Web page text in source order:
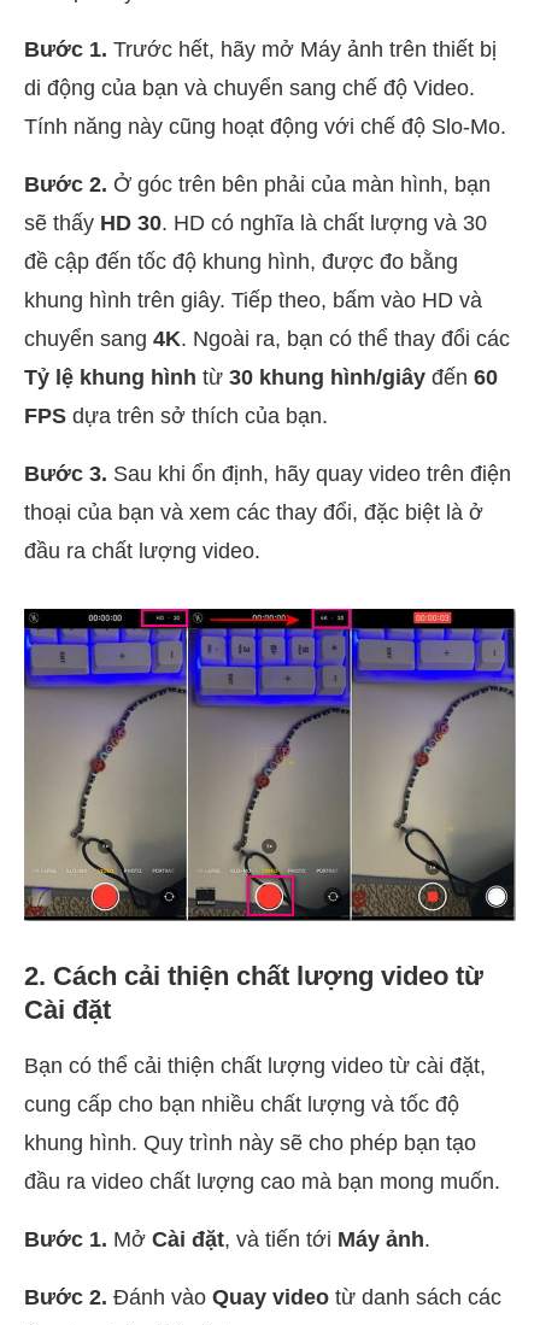
Bước 1. Trước hết, hãy mở Máy ảnh trên thiết bị
di động của bạn và chuyển sang chế độ Video.
Tính năng này cũng hoạt động với chế độ Slo-Mo.
Bước 2. Ở góc trên bên phải của màn hình, bạn
sẽ thấy HD 30. HD có nghĩa là chất lượng và 30
đề cập đến tốc độ khung hình, được đo bằng
khung hình trên giây. Tiếp theo, bấm vào HD và
chuyển sang 4K. Ngoài ra, bạn có thể thay đổi các
Tỷ lệ khung hình từ 30 khung hình/giây đến 60
FPS dựa trên sở thích của bạn.
Bước 3. Sau khi ổn định, hãy quay video trên điện
thoại của bạn và xem các thay đổi, đặc biệt là ở
đầu ra chất lượng video.
2. Cách cải thiện chất lượng video từ
Cài đặt
Bạn có thể cải thiện chất lượng video từ cài đặt,
cung cấp cho bạn nhiều chất lượng và tốc độ
khung hình. Quy trình này sẽ cho phép bạn tạo
đầu ra video chất lượng cao mà bạn mong muốn.
Bước 1. Mở Cài đặt, và tiến tới Máy ảnh.
Bước 2. Đánh vào Quay video từ danh sách các